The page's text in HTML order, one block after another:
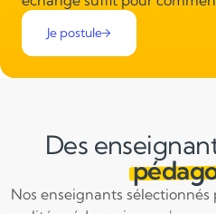
Je postule
Des
Nos enseignants